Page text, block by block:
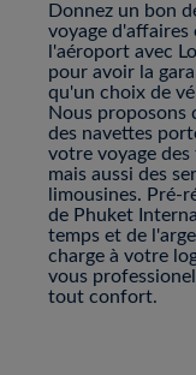
Donnez un bon
voyage
l'aéroport avec
pour avoir la
qu'un choix de
Nous proposons
des navettes
votre voyage
mais aussi des
limousines. Pré-
de Phuket
temps et de
charge à votre
vous
tout confort.